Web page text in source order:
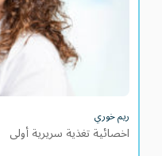
ريم خوري
اخصائية تغذية سريرية أولى